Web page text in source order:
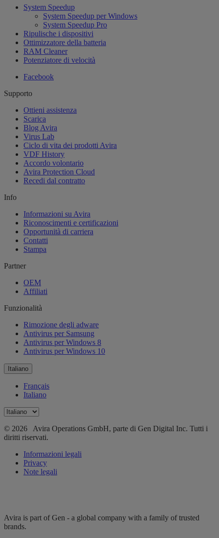
System Speedup
System Speedup per Windows
System Speedup Pro
Ripulische i dispositivi
Ottimizzatore della batteria
RAM Cleaner
Potenziatore di velocità
Facebook
Supporto
Ottieni assistenza
Scarica
Blog Avira
Virus Lab
Ciclo di vita dei prodotti Avira
VDF History
Accordo volontario
Avira Protection Cloud
Recedi dal contratto
Info
Informazioni su Avira
Riconoscimenti e certificazioni
Opportunità di carriera
Contatti
Stampa
Partner
OEM
Affiliati
Funzionalità
Rimozione degli adware
Antivirus per Samsung
Antivirus per Windows 8
Antivirus per Windows 10
Italiano
Français
Italiano
© 2026 Avira Operations GmbH, parte di Gen Digital Inc. Tutti i
diritti riservati.
Informazioni legali
Privacy
Note legali
Avira is part of Gen - a global company with a family of trusted
brands.